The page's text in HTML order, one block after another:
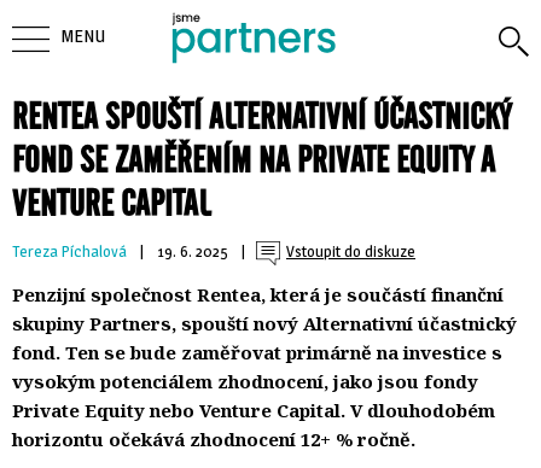
RENTEA SPOUŠTÍ ALTERNATIVNÍ ÚČASTNICKÝ
FOND SE ZAMĚŘENÍM NA PRIVATE EQUITY A
VENTURE CAPITAL
Tereza Píchalová | 19. 6. 2025 | Vstoupit do diskuze
Penzijní společnost Rentea, která je součástí finanční
skupiny Partners, spouští nový Alternativní účastnický
fond. Ten se bude zaměřovat primárně na investice s
vysokým potenciálem zhodnocení, jako jsou fondy
Private Equity nebo Venture Capital. V dlouhodobém
horizontu očekává zhodnocení 12+ % ročně.
MENU